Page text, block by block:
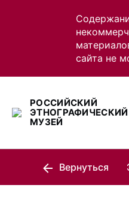
сайта не
РОССИЙСКИЙ
ЭТНОГРАФИЧЕСКИЙ
МУЗЕЙ
Вернуться